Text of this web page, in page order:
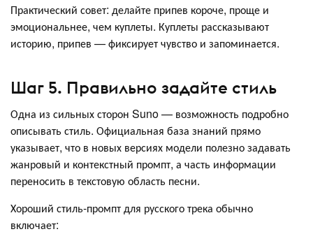
Практический совет: делайте припев короче, проще и
эмоциональнее, чем куплеты. Куплеты рассказывают
историю, припев — фиксирует чувство и запоминается.
Шаг 5. Правильно задайте стиль
Одна из сильных сторон Suno — возможность подробно
описывать стиль. Официальная база знаний прямо
указывает, что в новых версиях модели полезно задавать
жанровый и контекстный промпт, а часть информации
переносить в текстовую область песни.
Хороший стиль-промпт для русского трека обычно
включает: